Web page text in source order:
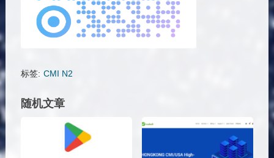
标签: CMI N2
随机文章